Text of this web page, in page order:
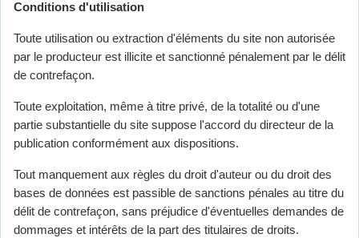
Conditions d'utilisation
Toute utilisation ou extraction d'éléments du site non autorisée
par le producteur est illicite et sanctionné pénalement par le délit
de contrefaçon.
Toute exploitation, même à titre privé, de la totalité ou d'une
partie substantielle du site suppose l'accord du directeur de la
publication conformément aux dispositions.
Tout manquement aux règles du droit d'auteur ou du droit des
bases de données est passible de sanctions pénales au titre du
délit de contrefaçon, sans préjudice d'éventuelles demandes de
dommages et intérêts de la part des titulaires de droits.